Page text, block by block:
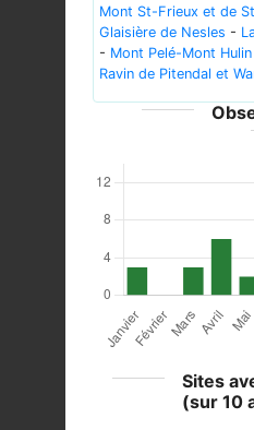
Mont St-Frieux et de
Glaisière de Nesles -
- Mont Pelé-Mont Hulin
Ravin de Pitendal et
Sites
(sur 10